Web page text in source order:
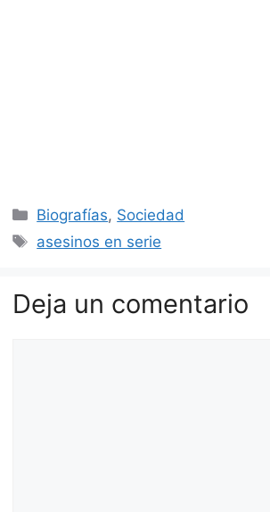
Categorías
Biografías, Sociedad
Etiquetas
asesinos en serie
Deja un comentario